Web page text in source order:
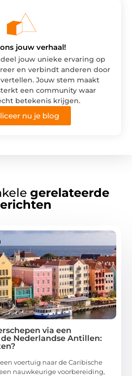
jouw verhaal!
jouw unieke ervaring op
en verbindt anderen door
Jouw stem maakt
een community waar
betekenis krijgen.
nu je blog
gerelateerde
via een
Nederlandse Antillen:
voertuig naar de Caribische
nauwkeurige voorbereiding,